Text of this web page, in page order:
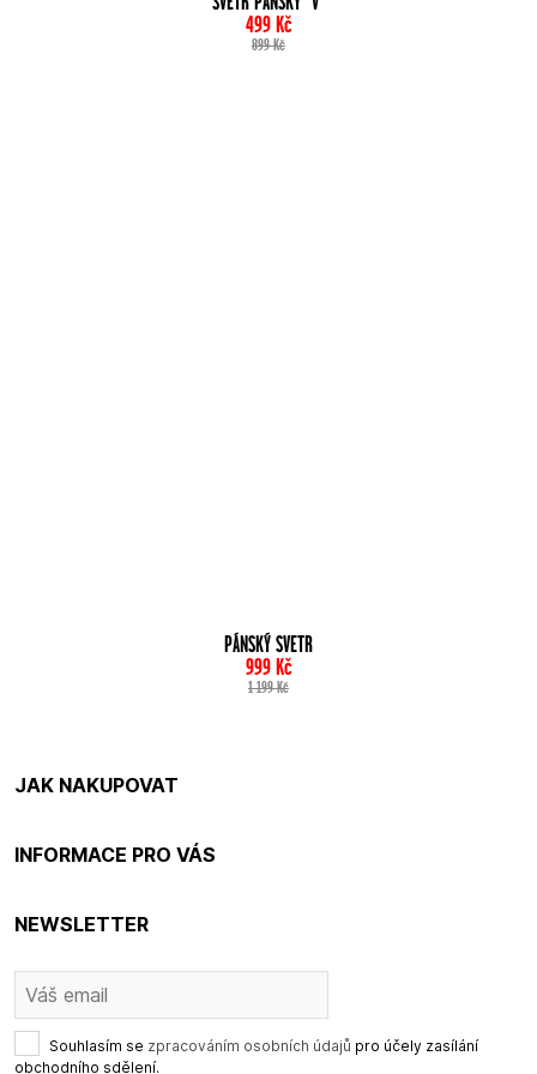
499Kč
899Kč
PÁNSKÝ SVETR
999Kč
1 199Kč
JAK NAKUPOVAT
INFORMACE PRO VÁS
NEWSLETTER
Souhlasím se zpracováním osobních údajů pro účely zasílání
obchodního sdělení.